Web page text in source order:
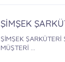
ŞİMŞEK
ŞİMŞEK ŞARKÜTERİ ŞEN PİLİÇ OLARAK SÜREKLİ
MÜŞTERİ ...